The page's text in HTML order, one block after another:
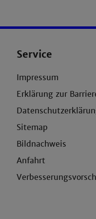
Service
Impressum
Erklärung zur
Sitemap
Bildnachweis
Anfahrt